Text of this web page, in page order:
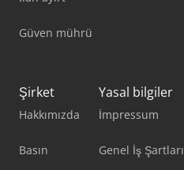
Güven mührü
Şirket
Hakkımızda
Basın
Yasal bilgiler
İmpressum
Genel İş Şartları